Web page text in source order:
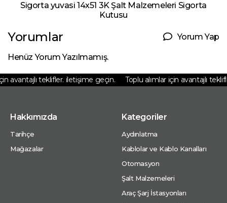
Sigorta yuvasi 14x51 3K Şalt Malzemeleri Sigorta
Kutusu
Yorumlar Yorum Yap
Henüz Yorum Yazılmamış.
avantajlı teklifler. iletişime geçin. Toplu alımlar için avantajlı
Hakkımızda
Tarihçe
Mağazalar
Kategoriler
Aydınlatma
Kablolar ve Kablo Kanalları
Otomasyon
Şalt Malzemeleri
Araç Şarj İstasyonları